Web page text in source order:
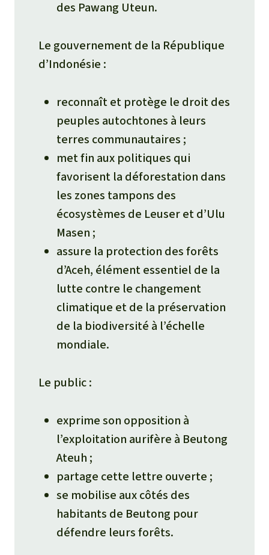
des Pawang Uteun.
Le gouvernement de la République
d’Indonésie :
reconnaît et protège le droit des
peuples autochtones à leurs
terres communautaires ;
met fin aux politiques qui
favorisent la déforestation dans
les zones tampons des
écosystèmes de Leuser et d’Ulu
Masen ;
assure la protection des forêts
d’Aceh, élément essentiel de la
lutte contre le changement
climatique et de la préservation
de la biodiversité à l’échelle
mondiale.
Le public :
exprime son opposition à
l’exploitation aurifère à Beutong
Ateuh ;
partage cette lettre ouverte ;
se mobilise aux côtés des
habitants de Beutong pour
défendre leurs forêts.